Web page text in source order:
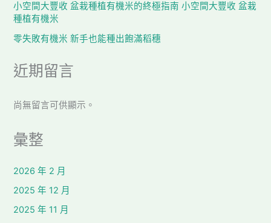
小空間大豐收 盆栽種植有機米的終極指南 小空間大豐收 盆栽
種植有機米
零失敗有機米 新手也能種出飽滿稻穗
近期留言
尚無留言可供顯示。
彙整
2026 年 2 月
2025 年 12 月
2025 年 11 月